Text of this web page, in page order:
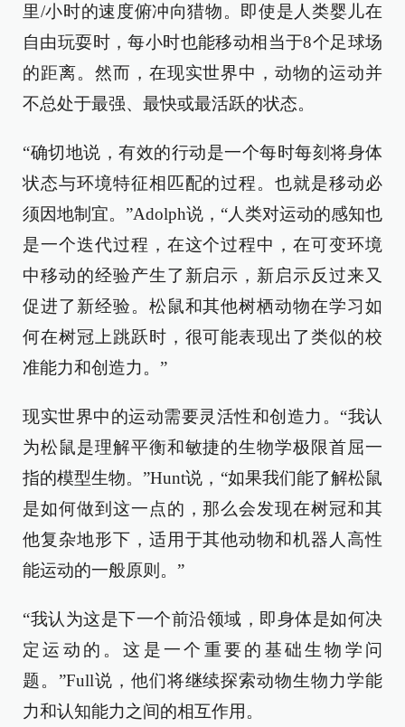
里/小时的速度俯冲向猎物。即使是人类婴儿在
自由玩耍时，每小时也能移动相当于8个足球场
的距离。然而，在现实世界中，动物的运动并
不总处于最强、最快或最活跃的状态。
“确切地说，有效的行动是一个每时每刻将身体
状态与环境特征相匹配的过程。也就是移动必
须因地制宜。”Adolph说，“人类对运动的感知也
是一个迭代过程，在这个过程中，在可变环境
中移动的经验产生了新启示，新启示反过来又
促进了新经验。松鼠和其他树栖动物在学习如
何在树冠上跳跃时，很可能表现出了类似的校
准能力和创造力。”
现实世界中的运动需要灵活性和创造力。“我认
为松鼠是理解平衡和敏捷的生物学极限首屈一
指的模型生物。”Hunt说，“如果我们能了解松鼠
是如何做到这一点的，那么会发现在树冠和其
他复杂地形下，适用于其他动物和机器人高性
能运动的一般原则。”
“我认为这是下一个前沿领域，即身体是如何决
定运动的。这是一个重要的基础生物学问
题。”Full说，他们将继续探索动物生物力学能
力和认知能力之间的相互作用。